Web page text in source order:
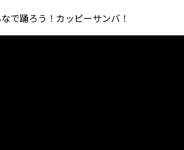
で踊ろう！カッピーサンバ！